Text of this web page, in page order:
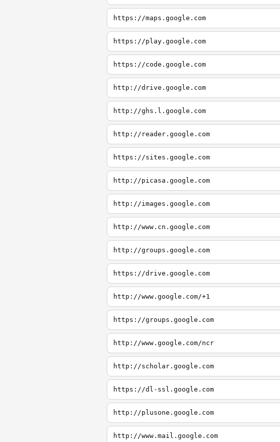
https://maps.google.com
https://play.google.com
https://code.google.com
http://drive.google.com
http://ghs.l.google.com
http://reader.google.com
https://sites.google.com
http://picasa.google.com
http://images.google.com
http://www.cn.google.com
http://groups.google.com
https://drive.google.com
http://www.google.com/+1
https://groups.google.com
http://www.google.com/ncr
http://scholar.google.com
https://dl-ssl.google.com
http://plusone.google.com
http://www.mail.google.com